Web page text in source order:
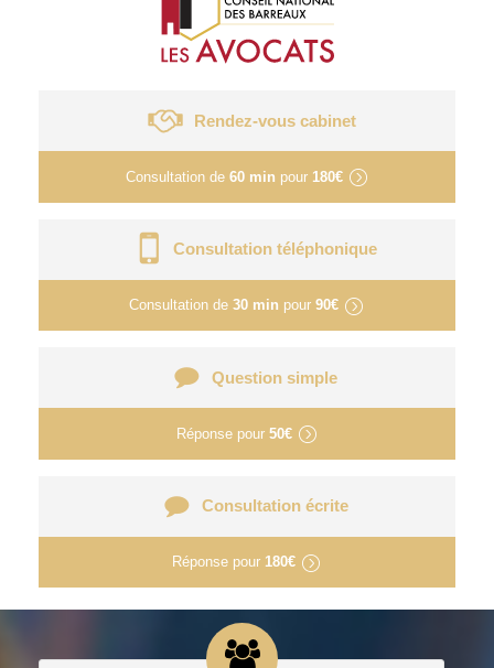
Rendez-vous cabinet
Consultation de 60 min pour 180€
Consultation téléphonique
Consultation de 30 min pour 90€
Question simple
Réponse pour 50€
Consultation écrite
Réponse pour 180€